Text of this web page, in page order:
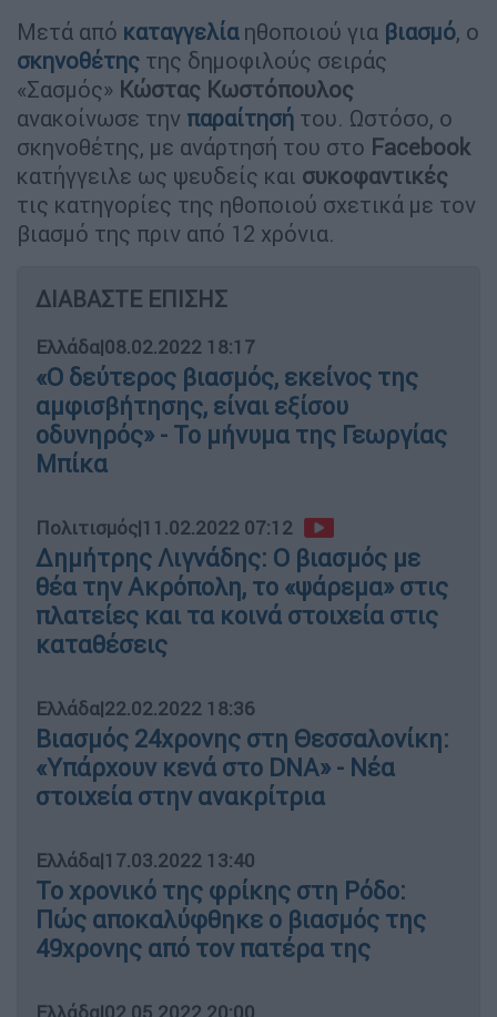
Μετά από καταγγελίαηθοποιού για βιασμό, ο
σκηνοθέτης της δημοφιλούς σειράς
«Σασμός» Κώστας Κωστόπουλος
ανακοίνωσε την παραίτησή του. Ωστόσο, ο
σκηνοθέτης, με ανάρτησή του στο Facebook
κατήγγειλε ως ψευδείς και συκοφαντικές
τις κατηγορίες της ηθοποιού σχετικά με τον
βιασμό της πριν από 12 χρόνια.
ΔΙΑΒΑΣΤΕ ΕΠΙΣΗΣ
Ελλάδα|08.02.2022 18:17
«Ο δεύτερος βιασμός, εκείνος της
αμφισβήτησης, είναι εξίσου
οδυνηρός» - To μήνυμα της Γεωργίας
Μπίκα
Πολιτισμός|11.02.2022 07:12
Δημήτρης Λιγνάδης: Ο βιασμός με
θέα την Ακρόπολη, το «ψάρεμα» στις
πλατείες και τα κοινά στοιχεία στις
καταθέσεις
Ελλάδα|22.02.2022 18:36
Βιασμός 24χρονης στη Θεσσαλονίκη:
«Υπάρχουν κενά στο DNA» - Νέα
στοιχεία στην ανακρίτρια
Ελλάδα|17.03.2022 13:40
Το χρονικό της φρίκης στη Ρόδο:
Πώς αποκαλύφθηκε ο βιασμός της
49χρονης από τον πατέρα της